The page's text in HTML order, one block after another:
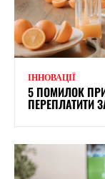
ІННОВАЦІЇ
5 ПОМИЛОК
ПЕРЕПЛАТИТИ